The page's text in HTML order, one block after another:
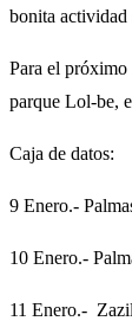
bonita actividad
Para el
parque Lol-be,
Caja de datos:
9 Enero.-
10 Enero.-
11 Enero.-